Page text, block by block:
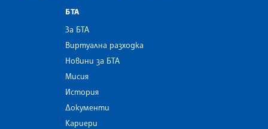
БТА
За БТА
Виртуална разходка
Новини за БТА
Мисия
История
Документи
Кариери